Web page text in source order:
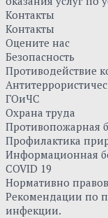
Контакты
Контакты
Оцените нас
Безопасность
Противодействие
ГОиЧС
Охрана труда
Противопожарная
Профилактика
Информационная
COVID 19
Нормативно
Рекомендации по
инфекции.